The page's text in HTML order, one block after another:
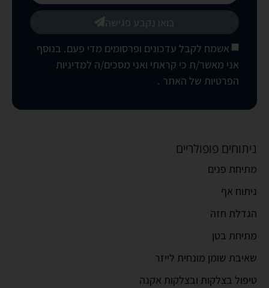
אשמח לקבל עדכונים ופרסומים מדי פעם. בנוסף
אני מאשר/ת כי קראתי ואני מסכים/ה למדיניות
הפרטיות של האתר .
בואו נקבע פגישה
ניתוחים פופולריים
מתיחת פנים
ניתוח אף
הגדלת חזה
מתיחת בטן
שאיבת שומן מונחית לייזר
טיפול בצלקות ובצלקות אקנה